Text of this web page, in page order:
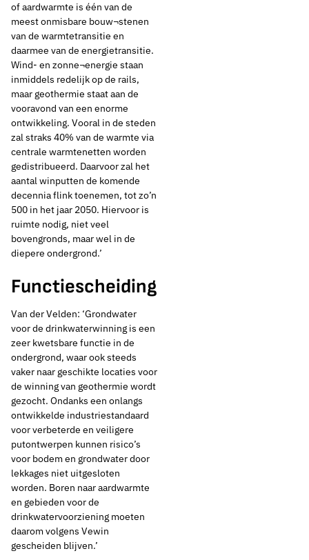
of aardwarmte is één van de
meest onmisbare bouw¬stenen
van de warmtetransitie en
daarmee van de energietransitie.
Wind- en zonne¬energie staan
inmiddels redelijk op de rails,
maar geothermie staat aan de
vooravond van een enorme
ontwikkeling. Vooral in de steden
zal straks 40% van de warmte via
centrale warmtenetten worden
gedistribueerd. Daarvoor zal het
aantal winputten de komende
decennia flink toenemen, tot zo’n
500 in het jaar 2050. Hiervoor is
ruimte nodig, niet veel
bovengronds, maar wel in de
diepere ondergrond.’
Functiescheiding
Van der Velden: ‘Grondwater
voor de drinkwaterwinning is een
zeer kwetsbare functie in de
ondergrond, waar ook steeds
vaker naar geschikte locaties voor
de winning van geothermie wordt
gezocht. Ondanks een onlangs
ontwikkelde industriestandaard
voor verbeterde en veiligere
putontwerpen kunnen risico’s
voor bodem en grondwater door
lekkages niet uitgesloten
worden. Boren naar aardwarmte
en gebieden voor de
drinkwatervoorziening moeten
daarom volgens Vewin
gescheiden blijven.’